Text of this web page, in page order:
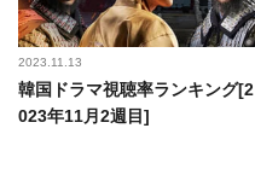
2023.11.13
韓国ドラマ視聴率ランキング[2
023年11月2週目]